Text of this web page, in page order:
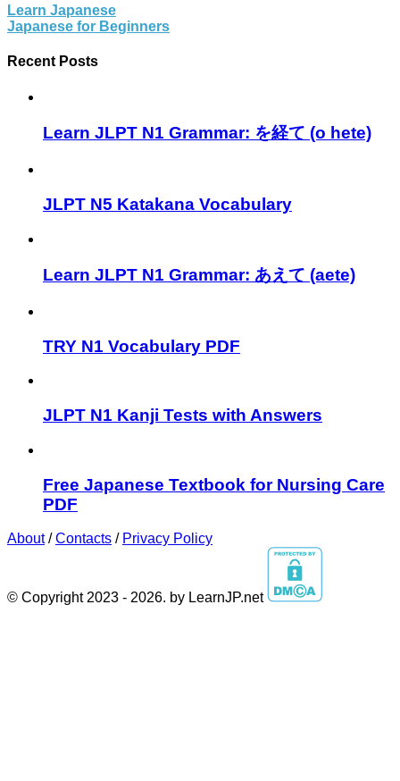
Learn Japanese
Japanese for Beginners
Recent Posts
Learn JLPT N1 Grammar: を経て (o hete)
JLPT N5 Katakana Vocabulary
Learn JLPT N1 Grammar: あえて (aete)
TRY N1 Vocabulary PDF
JLPT N1 Kanji Tests with Answers
Free Japanese Textbook for Nursing Care
PDF
About/Contacts / Privacy Policy
© Copyright 2023 - 2026. by LearnJP.net